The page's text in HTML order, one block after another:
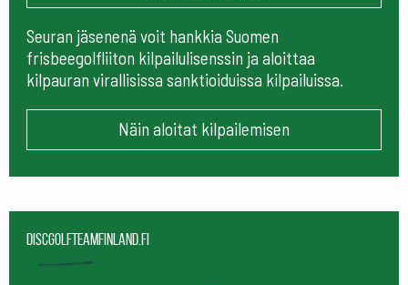
Seuran jäsenenä voit hankkia Suomen
frisbeegolfliiton kilpailulisenssin ja aloittaa
kilpauran virallisissa sanktioiduissa kilpailuissa.
Näin aloitat kilpailemisen
Discgolfteamfinland.fi